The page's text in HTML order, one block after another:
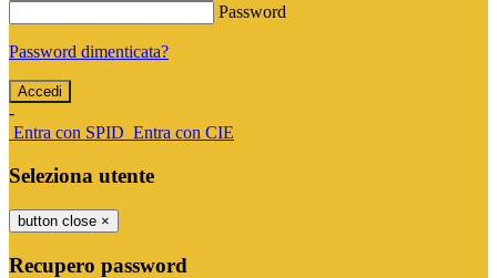
Password
Password dimenticata?
-
Entra con SPID Entra con CIE
Seleziona utente
button close ×
Recupero password